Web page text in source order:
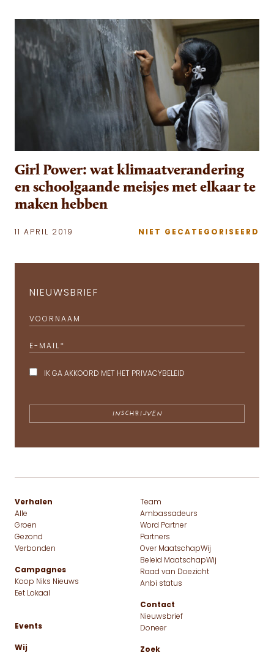
Girl Power: wat klimaatverandering
en schoolgaande meisjes met elkaar te
maken hebben
11 APRIL 2019 NIET GECATEGORISEERD
NIEUWSBRIEF
VOORNAAM
E-MAIL *
IK GA AKKOORD MET HET PRIVACYBELEID